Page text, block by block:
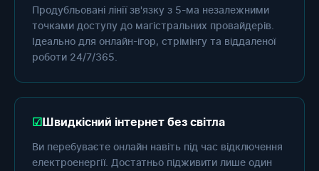
Продубльовані лінії зв'язку з 5-ма незалежними
точками доступу до магістральних провайдерів.
Ідеально для онлайн-ігор, стрімінгу та віддаленої
роботи 24/7/365.
Швидкісний інтернет без світла
Ви перебуваєте онлайн навіть під час відключення
електроенергії. Достатньо підживити лише один